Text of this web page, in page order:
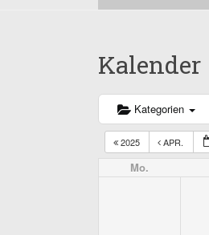
Kalender
Kategorien
2025 APR.
Mo.